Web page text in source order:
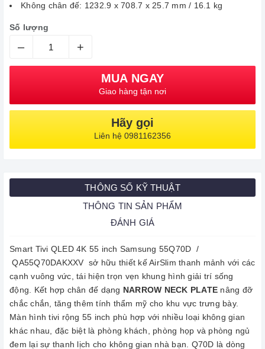
Không chân đế: 1232.9 x 708.7 x 25.7 mm / 16.1 kg
Số lượng
– +
MUA NGAY
Giao hàng tận nơi
Hãy gọi
Liên hệ 0981162356
THÔNG SỐ KỸ THUẬT
THÔNG TIN SẢN PHẨM
ĐÁNH GIÁ
Smart Tivi QLED 4K 55 inch Samsung 55Q70D /
QA55Q70DAKXXV sở hữu thiết kế AirSlim thanh mảnh với các
cạnh vuông vức, tái hiện trọn vẹn khung hình giải trí sống
động. Kết hợp chân đế dạng NARROW NECK PLATE nâng đỡ
chắc chắn, tăng thêm tính thẩm mỹ cho khu vực trưng bày.
Màn hình tivi rộng 55 inch phù hợp với nhiều loại không gian
khác nhau, đặc biệt là phòng khách, phòng họp và phòng ngủ
đem lại sự thanh lịch cho không gian nhà bạn. Q70D là dòng